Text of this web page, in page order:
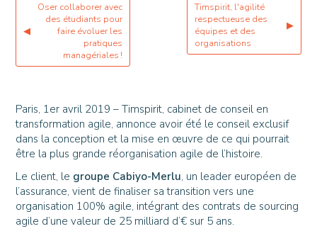
◀
Oser collaborer avec
des étudiants pour
faire évoluer les
pratiques
managériales !
Timspirit, l'agilité
respectueuse des
équipes et des
organisations
▶
Paris, 1er avril 2019 – Timspirit, cabinet de conseil en
transformation agile, annonce avoir été le conseil exclusif
dans la conception et la mise en œuvre de ce qui pourrait
être la plus grande réorganisation agile de l’histoire.
Le client, le groupe Cabiyo-Merlu, un leader européen de
l’assurance, vient de finaliser sa transition vers une
organisation 100% agile, intégrant des contrats de sourcing
agile d’une valeur de 25 milliard d’€ sur 5 ans.